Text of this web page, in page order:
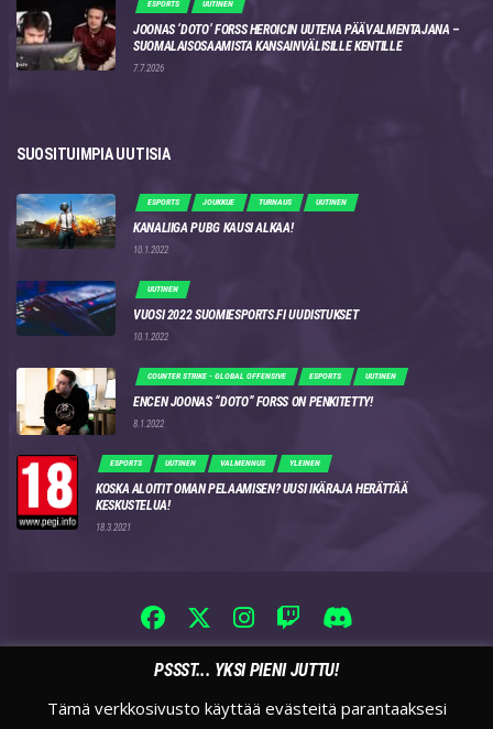
ESPORTS UUTINEN
JOONAS ‘DOTO’ FORSS HEROICIN UUTENA PÄÄVALMENTAJANA –
SUOMALAISOSAAMISTA KANSAINVÄLISILLE KENTILLE
7.7.2026
SUOSITUIMPIA UUTISIA
ESPORTS JOUKKUE TURNAUS UUTINEN
KANALIIGA PUBG KAUSI ALKAA!
10.1.2022
UUTINEN
VUOSI 2022 SUOMIESPORTS.FI UUDISTUKSET
10.1.2022
COUNTER STRIKE - GLOBAL OFFENSIVE ESPORTS UUTINEN
ENCEN JOONAS “DOTO” FORSS ON PENKITETTY!
8.1.2022
ESPORTS UUTINEN VALMENNUS YLEINEN
KOSKA ALOITIT OMAN PELAAMISEN? UUSI IKÄRAJA HERÄTTÄÄ
KESKUSTELUA!
18.3.2021
PSSST... YKSI PIENI JUTTU!
Tämä verkkosivusto käyttää evästeitä parantaaksesi